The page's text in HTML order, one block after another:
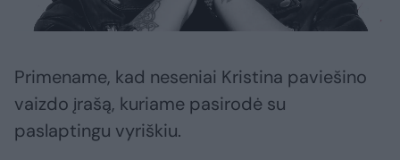
Primename, kad neseniai Kristina paviešino
vaizdo įrašą, kuriame pasirodė su
paslaptingu vyriškiu.